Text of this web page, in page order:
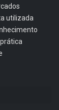
utilizada